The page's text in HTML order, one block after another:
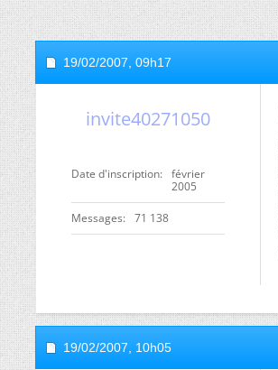
19/02/2007, 09h17
invite40271050
Date d'inscription
février
2005
Messages 71 138
19/02/2007, 10h05